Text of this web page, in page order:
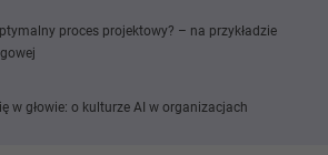
proces projektowy? – na przykładzie
w głowie: o kulturze AI w organizacjach